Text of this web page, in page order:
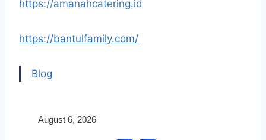
https://amanahcatering.id
https://bantulfamily.com/
Blog